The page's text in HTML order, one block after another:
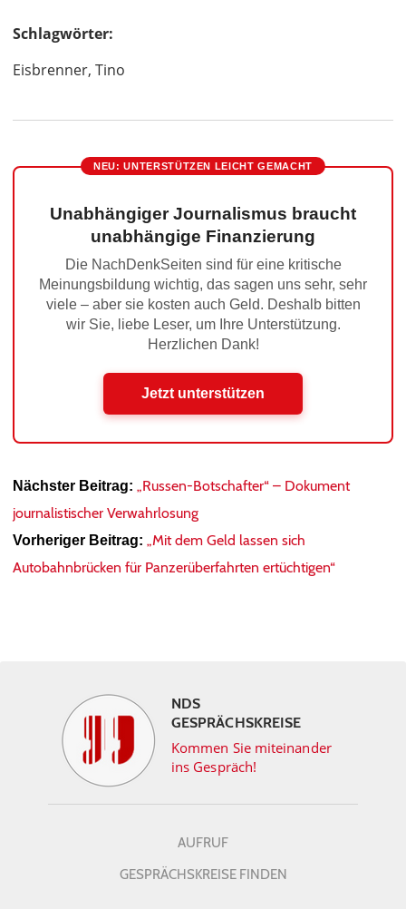
Schlagwörter:
Eisbrenner, Tino
NEU: UNTERSTÜTZEN LEICHT GEMACHT
Unabhängiger Journalismus braucht
unabhängige Finanzierung
Die NachDenkSeiten sind für eine kritische
Meinungsbildung wichtig, das sagen uns sehr, sehr
viele – aber sie kosten auch Geld. Deshalb bitten
wir Sie, liebe Leser, um Ihre Unterstützung.
Herzlichen Dank!
Jetzt unterstützen
Nächster Beitrag: „Russen-Botschafter“ – Dokument
journalistischer Verwahrlosung
Vorheriger Beitrag: „Mit dem Geld lassen sich
Autobahnbrücken für Panzerüberfahrten ertüchtigen“
NDS
GESPRÄCHSKREISE
Kommen Sie miteinander
ins Gespräch!
AUFRUF
GESPRÄCHSKREISE FINDEN